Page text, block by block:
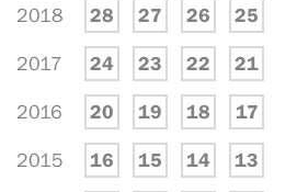
2018 28 27 26 25
2017 24 23 22 21
2016 20 19 18 17
2015 16 15 14 13